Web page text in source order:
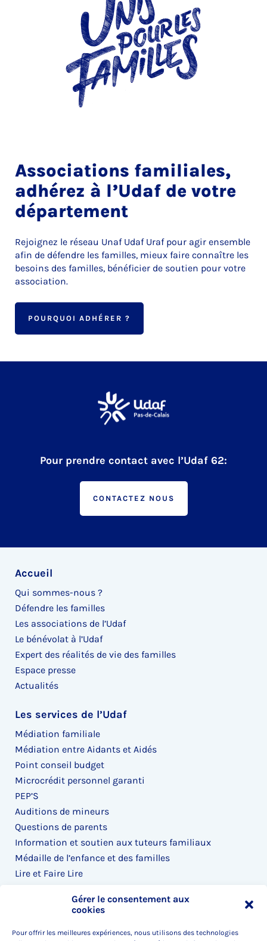
Gérer le consentement aux
cookies
Pour offrir les meilleures expériences, nous utilisons des technologies
Associations familiales,
adhérez à l’Udaf de votre
département
Rejoignez le réseau Unaf Udaf Uraf pour agir ensemble
afin de défendre les familles, mieux faire connaître les
besoins des familles, bénéficier de soutien pour votre
association.
POURQUOI ADHÉRER ?
Pour prendre contact avec l’Udaf 62:
CONTACTEZ NOUS
Accueil
Qui sommes-nous ?
Défendre les familles
Les associations de l’Udaf
Le bénévolat à l’Udaf
Expert des réalités de vie des familles
Espace presse
Actualités
Les services de l’Udaf
Médiation familiale
Médiation entre Aidants et Aidés
Point conseil budget
Microcrédit personnel garanti
PEP’S
Auditions de mineurs
Questions de parents
Information et soutien aux tuteurs familiaux
Médaille de l’enfance et des familles
Lire et Faire Lire
Accès rapide
L’Udaf recrute